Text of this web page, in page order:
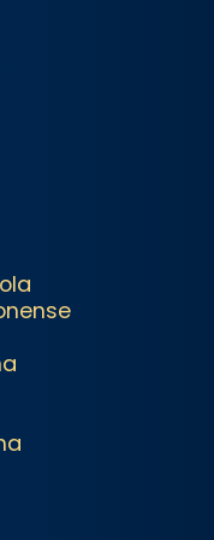
de
al comitè
Lleó XIV
el
Omella, ha
auxiliar de
Abadías.